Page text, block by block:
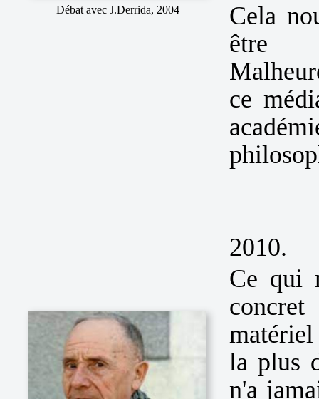
Débat avec J.Derrida, 2004
Cela
être
ce
2010.
Ce qui
la plus
n'a